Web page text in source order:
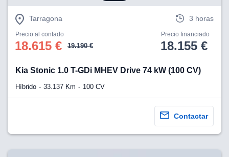
Tarragona 3 horas
Precio al contado
18.615 € 19.190 €
Precio financiado
18.155 €
Kia Stonic 1.0 T-GDi MHEV Drive 74 kW (100 CV)
Híbrido 33.137 Km 100 CV
Contactar